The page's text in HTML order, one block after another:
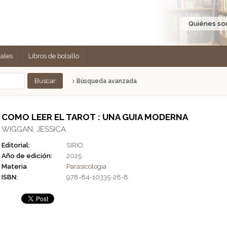
Quiénes
Libros de bolsillo
Búsqueda avanzada
COMO LEER EL TAROT : UNA GUIA MODERNA
WIGGAN, JESSICA
Editorial:
SIRIO
Año de edición:
2025
Materia
Parasicologia
ISBN:
978-84-10335-28-8